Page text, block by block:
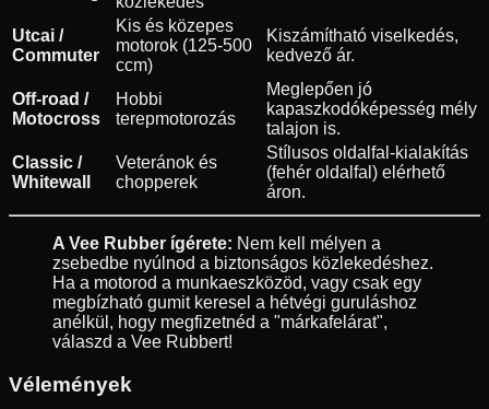
Utcai /
Commuter
Kis és közepes
motorok (125-500
ccm)
Kiszámítható viselkedés,
kedvező ár.
Off-road /
Motocross
Hobbi
terepmotorozás
Meglepően jó
kapaszkodóképesség mély
talajon is.
Classic /
Whitewall
Veteránok és
chopperek
Stílusos oldalfal-kialakítás
(fehér oldalfal) elérhető
áron.
A Vee Rubber ígérete: Nem kell mélyen a
zsebedbe nyúlnod a biztonságos közlekedéshez.
Ha a motorod a munkaeszközöd, vagy csak egy
megbízható gumit keresel a hétvégi guruláshoz
anélkül, hogy megfizetnéd a "márkafelárat",
válaszd a Vee Rubbert!
Vélemények